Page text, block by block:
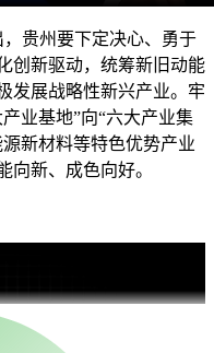
贵州要下定决心、勇于
创新驱动，统筹新旧动能
发展战略性新兴产业。牢
业基地”向“六大产业集
新材料等特色优势产业
向新、成色向好。